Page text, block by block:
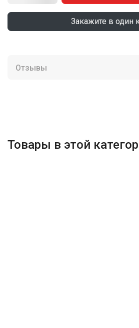
Закажите в один
Отзывы
Товары в этой